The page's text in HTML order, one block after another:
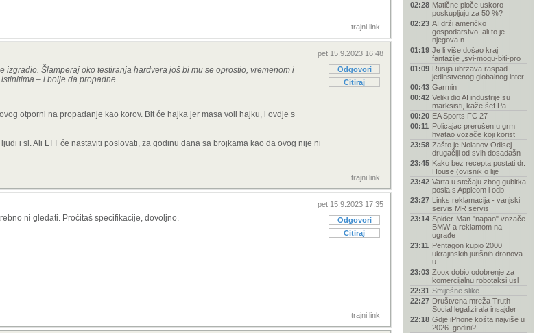
trajni link
pet 15.9.2023 16:48
Odgovori
Citiraj
izgradio. Šlamperaj oko testiranja hardvera još bi mu se oprostio, vremenom i
– i bolje da propadne.
otporni na propadanje kao korov. Bit će hajka jer masa voli hajku, i ovdje s
i sl. Ali LTT će nastaviti poslovati, za godinu dana sa brojkama kao da ovog nije ni
trajni link
pet 15.9.2023 17:35
Odgovori
Citiraj
ni gledati. Pročitaš specifikacije, dovoljno.
trajni link
02:28 Matične ploče uskoro
poskupljuju za 50 %?
02:23 AI drži američko
gospodarstvo, ali to je
njegova n
01:19 Je li više došao kraj
fantazije „svi-mogu-biti-pro
01:09 Rusija ubrzava raspad
jedinstvenog globalnog inter
00:43 Garmin
00:42 Veliki dio AI industrije su
marksisti, kaže šef Pa
00:20 EA Sports FC 27
00:11 Policajac prerušen u grm
hvatao vozače koji korist
23:58 Zašto je Nolanov Odisej
drugačiji od svih dosadašn
23:45 Kako bez recepta postati dr.
House (ovisnik o lije
23:42 Varta u stečaju zbog gubitka
posla s Appleom i odb
23:27 Links reklamacija - vanjski
servis MR servis
23:14 Spider-Man "napao" vozače
BMW-a reklamom na
ugrađe
23:11 Pentagon kupio 2000
ukrajinskih jurišnih dronova
u
23:03 Zoox dobio odobrenje za
komercijalnu robotaksi usl
22:31 Smiješne slike
22:27 Društvena mreža Truth
Social legalizirala insajder
22:18 Gdje iPhone košta najviše u
2026. godini?